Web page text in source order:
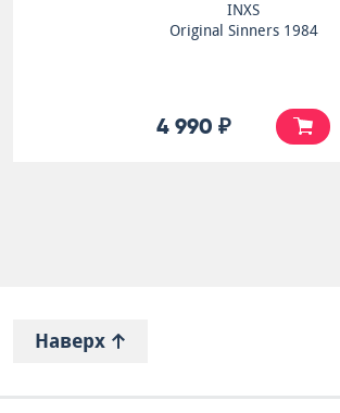
INXS
Original Sinners 1984
4 990 ₽
Наверх